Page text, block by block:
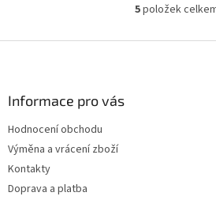
O
l
5položek
Informace pro vás
Hodnocení obchodu
Výměna a vrácení zboží
Kontakty
Doprava a platba